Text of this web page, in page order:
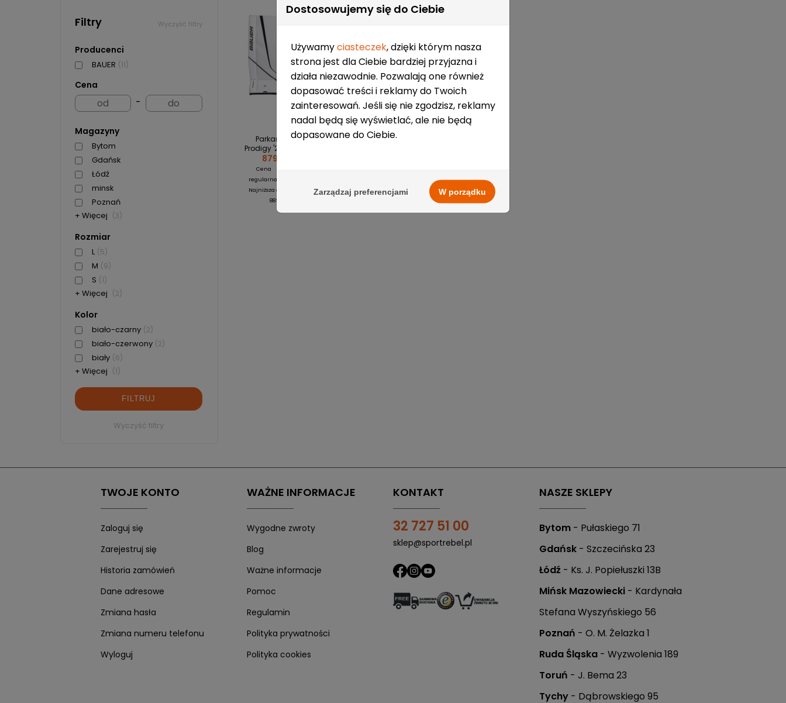
Filtry Wyczyść filtry
Producenci
BAUER (11)
Cena
-
Magazyny
Bytom
Gdańsk
Łódź
minsk
Poznań
+ Więcej (3)
Rozmiar
L (5)
M (9)
S (1)
+ Więcej (2)
Kolor
biało-czarny (2)
biało-czerwony (2)
biały (6)
+ Więcej (1)
FILTRUJ
Wyczyść filtry
Parkany Bauer
Prodigy '24 Dziecięce
879,00 zł
Cena
regularna:
Najniższa cena z 30 dni:
889,00 zł
TWOJE KONTO
Zaloguj się
Zarejestruj się
Historia zamówień
Dane adresowe
Zmiana hasła
Zmiana numeru telefonu
Wyloguj
WAŻNE INFORMACJE
Wygodne zwroty
Blog
Ważne informacje
Pomoc
Regulamin
Polityka prywatności
Polityka cookies
NASZE SKLEPY
Bytom - Pułaskiego 71
Gdańsk - Szczecińska 23
Łódź - Ks. J. Popiełuszki 13B
Mińsk Mazowiecki - Kardynała
Stefana Wyszyńskiego 56
Poznań - O. M. Żelazka 1
Ruda Śląska - Wyzwolenia 189
Toruń - J. Bema 23
Tychy - Dąbrowskiego 95
KONTAKT
32 727 51 00
sklep@sportrebel.pl
Dostosowujemy się do Ciebie
Używamyciasteczek, dzięki którym nasza
strona jest dla Ciebie bardziej przyjazna i
działa niezawodnie. Pozwalają one również
dopasować treści i reklamy do Twoich
zainteresowań. Jeśli się nie zgodzisz, reklamy
nadal będą się wyświetlać, ale nie będą
dopasowane do Ciebie.
Zarządzaj preferencjami W porządku